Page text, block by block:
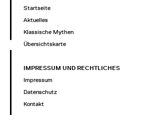
Startseite
Aktuelles
Klassische Mythen
Übersichtskarte
IMPRESSUM UND RECHTLICHES
Impressum
Datenschutz
Kontakt